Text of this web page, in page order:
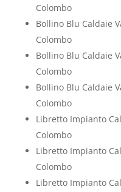
Colombo
Bollino Blu Caldaie
Colombo
Bollino Blu Caldaie
Colombo
Bollino Blu Caldaie
Colombo
Libretto Impianto
Colombo
Libretto Impianto
Colombo
Libretto Impianto